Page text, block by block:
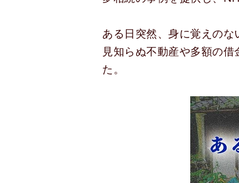
ある日突然、身に覚えのな
見知らぬ不動産や多額の
た。